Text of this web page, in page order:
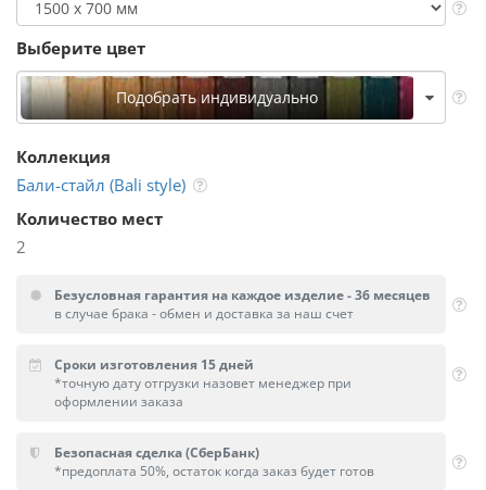
Выберите цвет
Подобрать индивидуально
Коллекция
Бали-стайл (Bali style)
Количество мест
2
Безусловная гарантия на каждое изделие - 36 месяцев
в случае брака - обмен и доставка за наш счет
Сроки изготовления 15 дней
*точную дату отгрузки назовет менеджер при
оформлении заказа
Безопасная сделка (СберБанк)
*предоплата 50%, остаток когда заказ будет готов